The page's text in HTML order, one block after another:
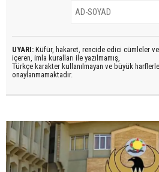
UYARI: Küfür, hakaret, rencide edici cümleler
içeren, imla kuralları ile yazılmamış,
Türkçe karakter kullanılmayan ve büyük
onaylanmamaktadır.